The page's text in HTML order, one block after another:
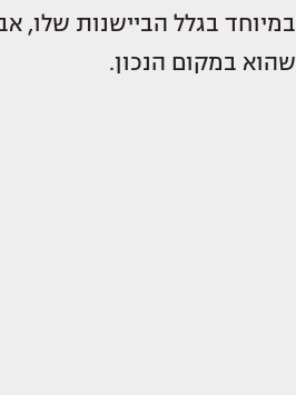
במיוחד בגלל הביישנות שלו,
שהוא במקום הנכון.